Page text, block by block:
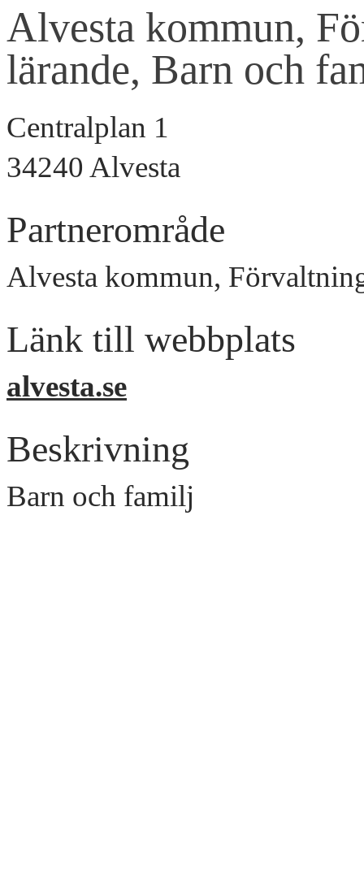
Alvesta kommun,
lärande, Barn och
Centralplan 1
34240 Alvesta
Partnerområde
Alvesta kommun,
Länk till webbplats
alvesta.se
Beskrivning
Barn och familj